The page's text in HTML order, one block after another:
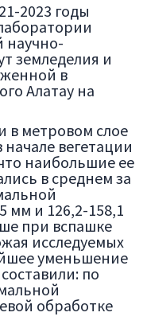
2023 годы
научно-
земледелия и
в
Алатау на
в метровом слое
вегетации
наибольшие ее
в среднем за
мм и 126,2-158,1
при вспашке
исследуемых
уменьшение
по
обработке